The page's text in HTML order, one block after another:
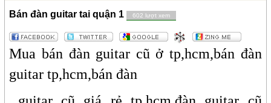
Bán đàn guitar tai quận 1 602 lượt xem
Mua bán đàn guitar cũ ở tp,hcm,bán đàn
guitar tp,hcm,bán đàn